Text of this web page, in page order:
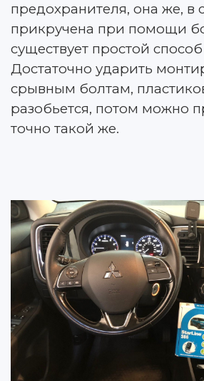
предохранителя, она же, в
прикручена при помощи
существует простой
Достаточно ударить
срывным болтам,
разобьется, потом можно
точно такой же.